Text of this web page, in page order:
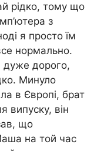
рідко, тому що
з
я просто їм
нормально.
дуже дорого,
Минуло
в Європі, брат
випуску, він
що
на той час